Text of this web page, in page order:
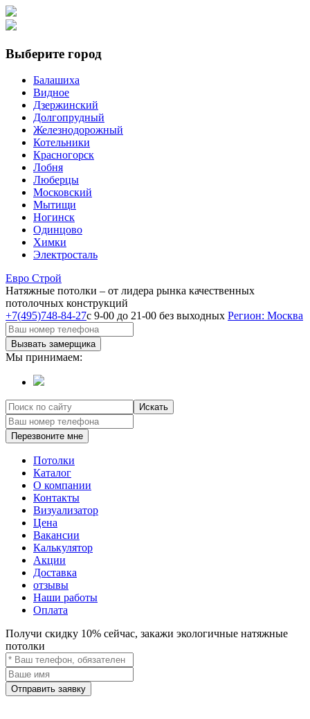
Выберите город
Балашиха
Видное
Дзержинский
Долгопрудный
Железнодорожный
Котельники
Красногорск
Лобня
Люберцы
Московский
Мытищи
Ногинск
Одинцово
Химки
Электросталь
Евро Строй
Натяжные потолки – от лидера рынка качественных
потолочных конструкций
+7(495)748-84-27с 9-00 до 21-00 без выходных Регион: Москва
Вызвать замерщика
Мы принимаем:
Искать
Перезвоните мне
Потолки
Каталог
О компании
Контакты
Визуализатор
Цена
Вакансии
Калькулятор
Акции
Доставка
отзывы
Наши работы
Оплата
Получи скидку 10% сейчас, закажи экологичные натяжные
потолки
Отправить заявку